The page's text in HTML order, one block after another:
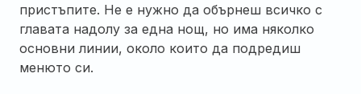
пристъпите. Не е нужно да обърнеш всичко с
главата надолу за една нощ, но има няколко
основни линии, около които да подредиш
менюто си.